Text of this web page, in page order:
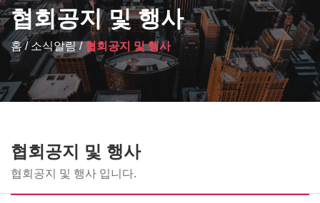
협회공지 및 행사
홈 / 소식알림 /협회공지 및 행사
협회공지 및 행사
협회공지 및 행사 입니다.